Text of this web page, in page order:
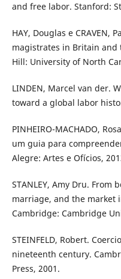
and free labor. Stanford:
HAY, Douglas e CRAVEN,
magistrates in Britain and
Hill: University of North
LINDEN, Marcel van der.
toward a global labor
PINHEIRO-MACHADO,
um guia para
Alegre: Artes e Ofícios,
STANLEY, Amy Dru. From
marriage, and the market
Cambridge: Cambridge
STEINFELD, Robert.
nineteenth century.
Press, 2001.